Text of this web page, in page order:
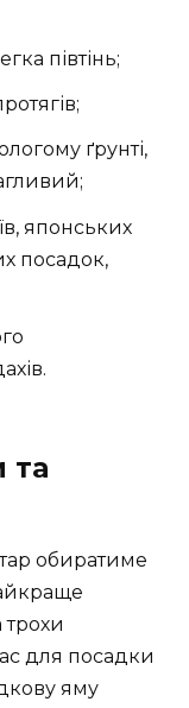
півтінь;
ґрунті,
японських
посадок,
та
обиратиме
трохи
для посадки
яму